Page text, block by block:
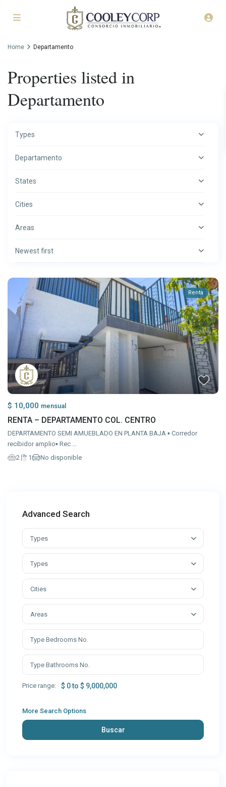
Home Departamento
Properties listed in
Departamento
Types
Departamento
States
Cities
Areas
Newest first
Renta
$ 10,000 mensual
RENTA – DEPARTAMENTO COL. CENTRO
DEPARTAMENTO SEMI AMUEBLADO EN PLANTA BAJA ▪ Corredor
recibidor amplio▪ Rec ...
2
1 No disponible
Advanced Search
Types
Types
Cities
Areas
Price range: $ 0 to $ 9,000,000
More Search Options
Buscar